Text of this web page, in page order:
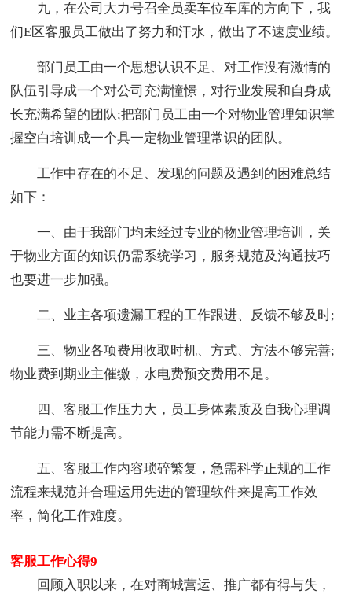
九，在公司大力号召全员卖车位车库的方向下，我
们E区客服员工做出了努力和汗水，做出了不速度业绩。
部门员工由一个思想认识不足、对工作没有激情的
队伍引导成一个对公司充满憧憬，对行业发展和自身成
长充满希望的团队;把部门员工由一个对物业管理知识掌
握空白培训成一个具一定物业管理常识的团队。
工作中存在的不足、发现的问题及遇到的困难总结
如下：
一、由于我部门均未经过专业的物业管理培训，关
于物业方面的知识仍需系统学习，服务规范及沟通技巧
也要进一步加强。
二、业主各项遗漏工程的工作跟进、反馈不够及时;
三、物业各项费用收取时机、方式、方法不够完善;
物业费到期业主催缴，水电费预交费用不足。
四、客服工作压力大，员工身体素质及自我心理调
节能力需不断提高。
五、客服工作内容琐碎繁复，急需科学正规的工作
流程来规范并合理运用先进的管理软件来提高工作效
率，简化工作难度。
客服工作心得9
回顾入职以来，在对商城营运、推广都有得与失，